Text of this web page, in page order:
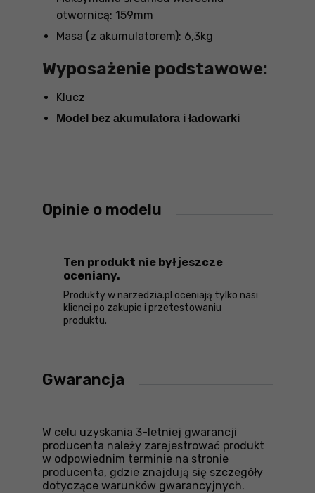
otwornicą: 159mm
Masa (z akumulatorem): 6,3kg
Wyposażenie podstawowe:
Klucz
Model bez akumulatora i ładowarki
Opinie o modelu
Ten produkt nie był jeszcze
oceniany.
Produkty w narzedzia.pl oceniają tylko nasi
klienci po zakupie i przetestowaniu
produktu.
Gwarancja
W celu uzyskania 3-letniej gwarancji
producenta należy zarejestrować produkt
w odpowiednim terminie na stronie
producenta, gdzie znajdują się szczegóły
dotyczące warunków gwarancyjnych.